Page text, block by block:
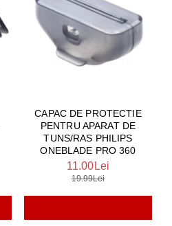
CAPAC DE PROTECTIE
PENTRU APARAT DE
TUNS/RAS PHILIPS
ONEBLADE PRO 360
11.00Lei
19.99Lei